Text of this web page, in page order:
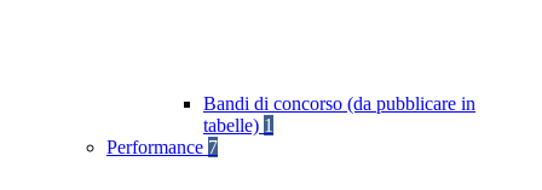
Bandi di concorso (da pubblicare in
tabelle) 1
Performance 7